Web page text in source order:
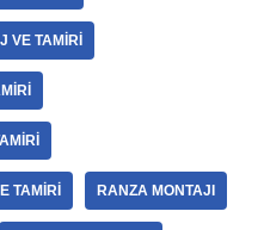
VE TAMIRI
TAMIRI RANZA MONTAJI